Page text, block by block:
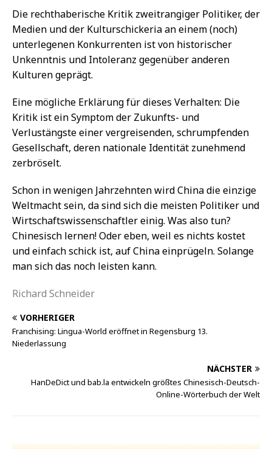
Die rechthaberische Kritik zweitrangiger Politiker, der
Medien und der Kulturschickeria an einem (noch)
unterlegenen Konkurrenten ist von historischer
Unkenntnis und Intoleranz gegenüber anderen
Kulturen geprägt.
Eine mögliche Erklärung für dieses Verhalten: Die
Kritik ist ein Symptom der Zukunfts- und
Verlustängste einer vergreisenden, schrumpfenden
Gesellschaft, deren nationale Identität zunehmend
zerbröselt.
Schon in wenigen Jahrzehnten wird China die einzige
Weltmacht sein, da sind sich die meisten Politiker und
Wirtschaftswissenschaftler einig. Was also tun?
Chinesisch lernen! Oder eben, weil es nichts kostet
und einfach schick ist, auf China einprügeln. Solange
man sich das noch leisten kann.
Richard Schneider
VORHERIGER
Franchising: Lingua-World eröffnet in Regensburg 13.
Niederlassung
NÄCHSTER
HanDeDict und bab.la entwickeln größtes Chinesisch-Deutsch-
Online-Wörterbuch der Welt